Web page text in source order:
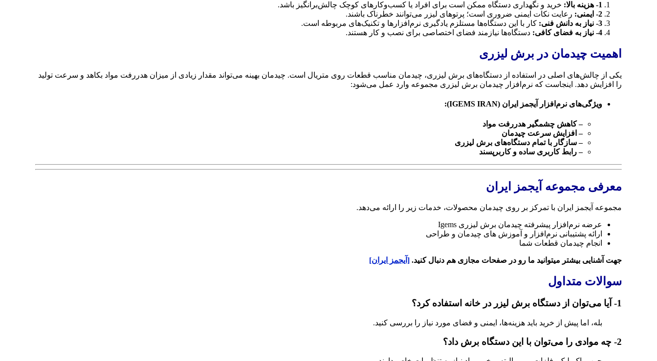
1- هزینه بالا:
خرید و نگهداری دستگاه ممکن است برای افراد یا کسب‌وکارهای کوچک چالش‌برانگیز باشد.
2- ایمنی:
رعایت نکات ایمنی ضروری است؛ پرتوهای لیزر می‌توانند خطرناک باشند.
3- نیاز به دانش فنی:
کار با این دستگاه‌ها مستلزم یادگیری نرم‌افزارها و تکنیک‌های مربوطه است.
4- نیاز به فضای کافی:
دستگاه‌ها نیازمند فضای اختصاصی برای نصب و کار هستند.
اهمیت چیدمان در برش لیزری
یکی از چالش‌های اصلی در استفاده از دستگاه‌های برش لیزری، چیدمان مناسب قطعات روی متریال است. چیدمان بهینه می‌تواند مقدار زیادی از میزان هدررفت مواد بکاهد و سرعت تولید
را افزایش دهد. اینجاست که نرم‌افزار چیدمان برش لیزری مجموعه وارد عمل می‌شود:
ویژگی‌های نرم‌افزار آیجمز ایران (IGEMS IRAN):
– کاهش چشمگیر هدررفت مواد
– افزایش سرعت چیدمان
– سازگار با تمام دستگاه‌های برش لیزری
– رابط کاربری ساده و کاربرپسند
معرفی مجموعه آیجمز ایران
مجموعه آیجمز ایران با تمرکز بر روی چیدمان محصولات، خدمات زیر را ارائه می‌دهد.
عرضه نرم‌افزار پیشرفته چیدمان برش لیزری Igems
ارائه پشتیبانی نرم‌افزار و آموزش های چیدمان و طراحی
انجام چیدمان قطعات شما
جهت آشنایی بیشتر میتوانید ما رو در صفحات مجازی هم دنبال کنید. [آیجمز ایران]
سوالات متداول
1- آیا می‌توان از دستگاه برش لیزر در خانه استفاده کرد؟
بله، اما پیش از خرید باید هزینه‌ها، ایمنی و فضای مورد نیاز را بررسی کنید.
2- چه موادی را می‌توان با این دستگاه برش داد؟